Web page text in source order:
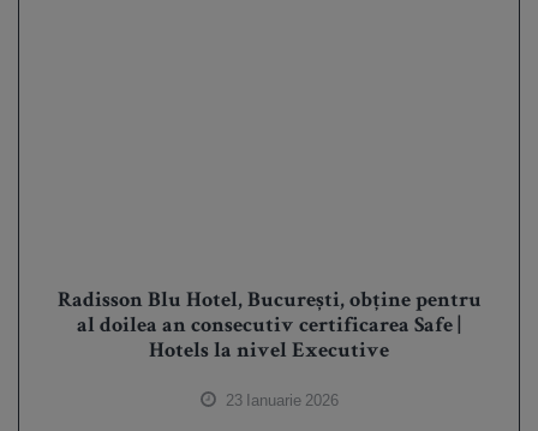
Radisson Blu Hotel, București, obține pentru
al doilea an consecutiv certificarea Safe |
Hotels la nivel Executive
23 Ianuarie 2026